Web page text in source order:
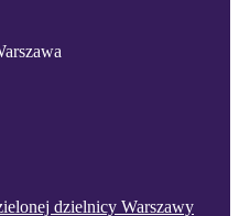
dzielnicy Warszawy